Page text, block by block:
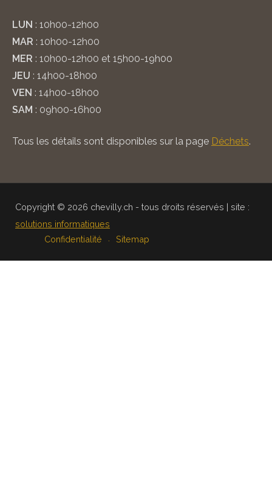
LUN : 10h00-12h00
MAR : 10h00-12h00
MER : 10h00-12h00 et 15h00-19h00
JEU : 14h00-18h00
VEN : 14h00-18h00
SAM : 09h00-16h00
Tous les détails sont disponibles sur la page Déchets.
Copyright © 2026 chevilly.ch - tous droits réservés | site :
solutions informatiques
Confidentialité
Sitemap